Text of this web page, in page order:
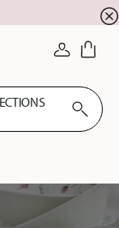
de remise